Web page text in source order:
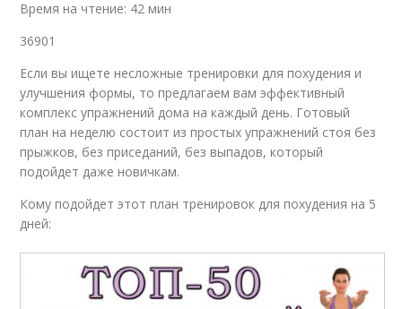
Время на чтение: 42 мин
36901
Если вы ищете несложные тренировки для похудения и
улучшения формы, то предлагаем вам эффективный
комплекс упражнений дома на каждый день. Готовый
план на неделю состоит из простых упражнений стоя без
прыжков, без приседаний, без выпадов, который
подойдет даже новичкам.
Кому подойдет этот план тренировок для похудения на 5
дней: